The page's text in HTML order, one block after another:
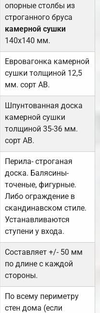
опорные столбы из
строганного бруса
камерной сушки
140х140 мм.
Евровагонка камерной
сушки толщиной 12,5
мм. сорт АВ.
Шпунтованная доска
камерной сушки
толщиной 35-36 мм.
сорт АВ.
Перила- строганая
доска. Балясины-
точеные, фигурные.
Либо ограждение в
скандинавском стиле.
Устанавливаются
ступени у входа.
Составляет +/- 50 мм
по длине с каждой
стороны.
По всему периметру
стен дома (если